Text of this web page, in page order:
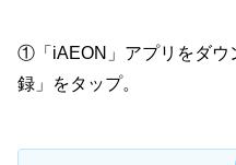
①「iAEON」アプリをダウ
録」をタップ。